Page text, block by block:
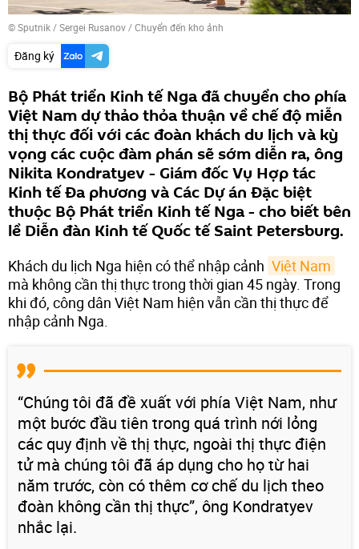
© Sputnik / Sergei Rusanov/Chuyển đến kho ảnh
Đăng ký
Bộ Phát triển Kinh tế Nga đã chuyển cho phía
Việt Nam dự thảo thỏa thuận về chế độ miễn
thị thực đối với các đoàn khách du lịch và kỳ
vọng các cuộc đàm phán sẽ sớm diễn ra, ông
Nikita Kondratyev - Giám đốc Vụ Hợp tác
Kinh tế Đa phương và Các Dự án Đặc biệt
thuộc Bộ Phát triển Kinh tế Nga - cho biết bên
lề Diễn đàn Kinh tế Quốc tế Saint Petersburg.
Khách du lịch Nga hiện có thể nhập cảnh Việt Nam
mà không cần thị thực trong thời gian 45 ngày. Trong
khi đó, công dân Việt Nam hiện vẫn cần thị thực để
nhập cảnh Nga.
“Chúng tôi đã đề xuất với phía Việt Nam, như
một bước đầu tiên trong quá trình nới lỏng
các quy định về thị thực, ngoài thị thực điện
tử mà chúng tôi đã áp dụng cho họ từ hai
năm trước, còn có thêm cơ chế du lịch theo
đoàn không cần thị thực”, ông Kondratyev
nhắc lại.